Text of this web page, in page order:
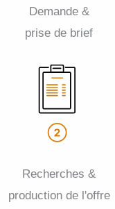
Demande &
prise de brief
Recherches &
production de l'offre